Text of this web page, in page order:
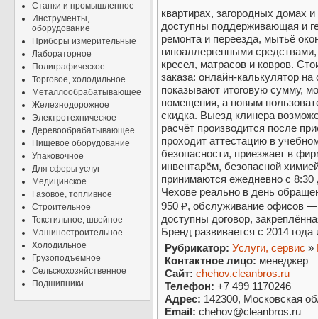
Станки и промышленное
Инструменты,
оборудование
Приборы измерительные
Лабораторное
Полиграфическое
Торговое, холодильное
Металлообрабатывающее
Железнодорожное
Электротехническое
Деревообрабатывающее
Пищевое оборудование
Упаковочное
Для сферы услуг
Медицинское
Газовое, топливное
Строительное
Текстильное, швейное
Машиностроительное
Холодильное
Грузоподъемное
Сельскохозяйственное
Подшипники
квартирах, загородных домах
доступны поддерживающая и
ремонта и переезда, мытьё
гипоаллергенными
кресел, матрасов и ковров.
заказа: онлайн-калькулятор
показывают итоговую сумму,
помещения, а новым
скидка. Выезд клинера
расчёт производится после
проходит аттестацию в
безопасности, приезжает в
инвентарём, безопасной
принимаются ежедневно с 8:30
Чехове реально в день
950 ₽, обслуживание офисов
доступны договор,
Бренд развивается с 2014
Рубрикатор: Услуги, сервис »
Контактное лицо: менеджер
Сайт: chehov.cleanbros.ru
Телефон: +7 499 1170246
Адрес: 142300, Московская
Email: chehov@cleanbros.ru